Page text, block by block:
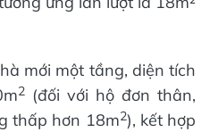
mới một tầng, diện tích
2(đối với hộ đơn thân,
thấp hơn 18m2), kết hợp